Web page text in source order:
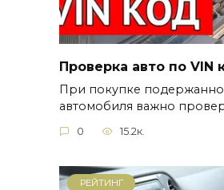
Проверка авто по VIN
При покупке
автомобиля важно
0 15.2к.
РЕЙТИНГ